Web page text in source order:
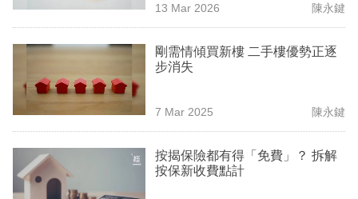
資
樓
理
13 Mar 2026 陳永鍵
剛需情傾買新樓 二手樓優勢正逐
步消失
7 Mar 2025 陳永鍵
按揭保險都有得「免費」？ 拆解
按保新收費點計